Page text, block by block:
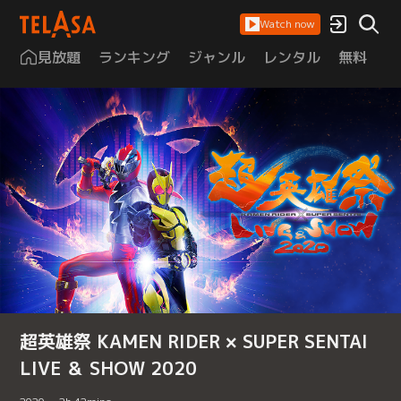
Watch now
見放題 ランキング ジャンル レンタル 無料
超英雄祭 KAMEN RIDER × SUPER SENTAI
LIVE ＆ SHOW 2020